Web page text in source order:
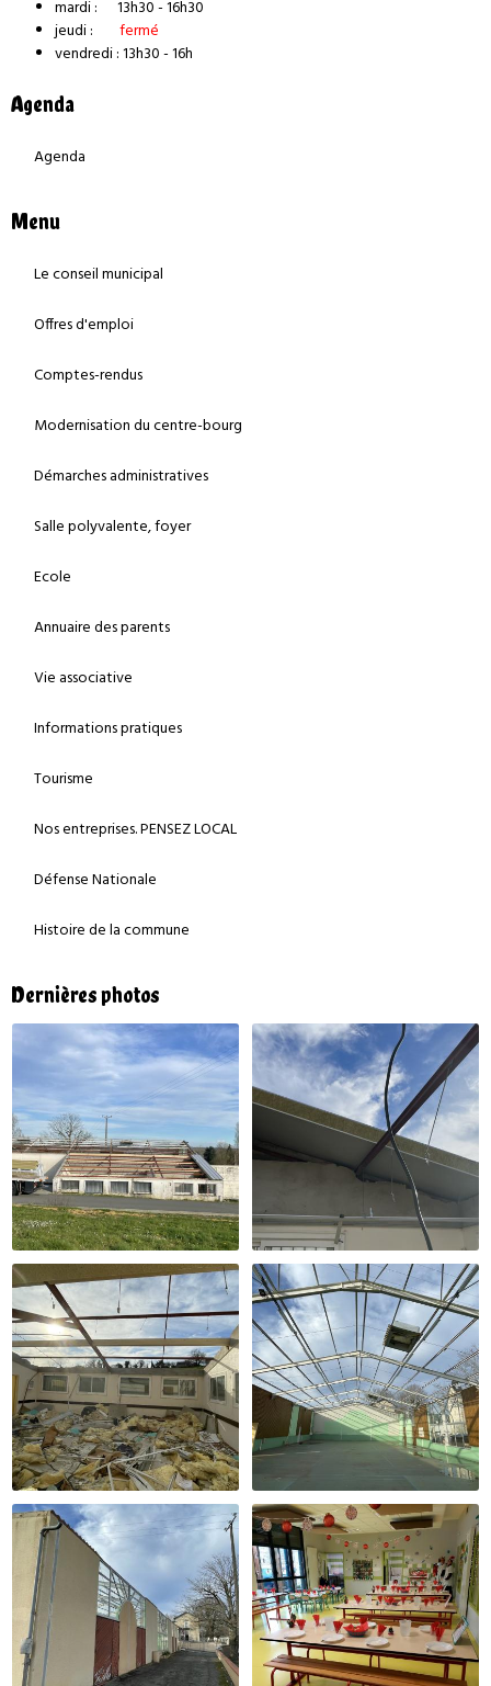
mardi : 13h30 - 16h30
jeudi : fermé
vendredi : 13h30 - 16h
Agenda
Agenda
Menu
Le conseil municipal
Offres d'emploi
Comptes-rendus
Modernisation du centre-bourg
Démarches administratives
Salle polyvalente, foyer
Ecole
Annuaire des parents
Vie associative
Informations pratiques
Tourisme
Nos entreprises. PENSEZ LOCAL
Défense Nationale
Histoire de la commune
Dernières photos